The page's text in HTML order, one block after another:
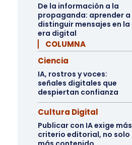
De la información a la
propaganda: aprender a
distinguir mensajes en la
era digital
▏ COLUMNA
Ciencia
IA, rostros y voces:
señales digitales que
despiertan confianza
Cultura Digital
Publicar con IA exige más
criterio editorial, no solo